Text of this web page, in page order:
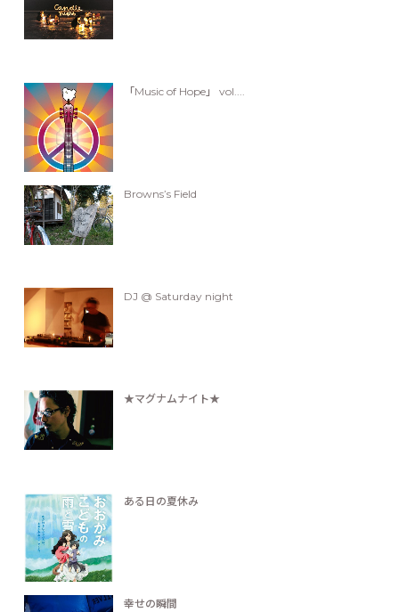
「Music of Hope」 vol....
Browns’s Field
DJ @ Saturday night
★マグナムナイト★
ある日の夏休み
幸せの瞬間